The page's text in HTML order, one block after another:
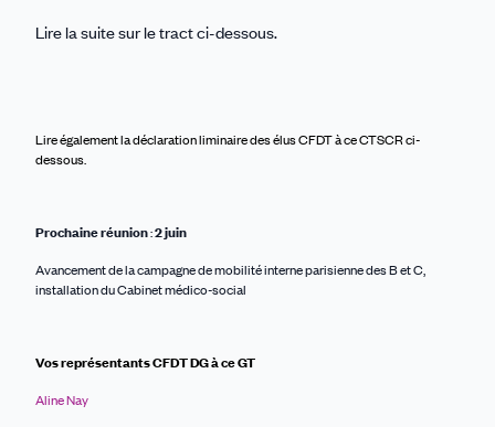
Lire la suite sur le tract ci-dessous.
Lire également la déclaration liminaire des élus CFDT à ce CTSCR ci-
dessous.
Prochaine réunion:2 juin
Avancement de la campagne de mobilité interne parisienne des B et C,
installation du Cabinet médico-social
Vos représentants CFDT DG à ce GT
Aline Nay